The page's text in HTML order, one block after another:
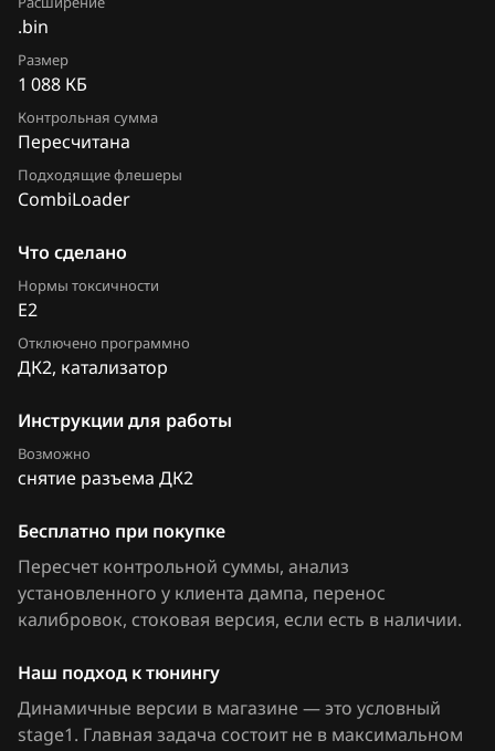
Citroen
Dacia
Daewoo
Derways
Dodge
Dongfeng
FAW
Fiat
Ford
Forthing
Foton
GAC
М75
М86 CNG
М86 ПО ВАЗ
М86 ПО Итэлма
Я5.1.(x)
Я72
Я72+
8450090826_I765LE52v3
8450091250_I745LE51v1
8450091251_I765LE51v3
8450091348_I735LA02v3
8450091349_I765LA02v3
8450091352_I765LA52v3
8450091495_I735LA51v3
.bin
Размер
1 088 КБ
Контрольная сумма
Пересчитана
Подходящие флешеры
CombiLoader
Что сделано
Нормы токсичности
E2
Отключено программно
ДК2, катализатор
Инструкции для работы
Возможно
снятие разъема ДК2
Бесплатно при покупке
Пересчет контрольной суммы, анализ
установленного у клиента дампа, перенос
калибровок, стоковая версия, если есть в наличии.
Наш подход к тюнингу
Динамичные версии в магазине — это условный
stage1. Главная задача состоит не в максимальном